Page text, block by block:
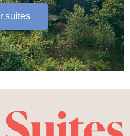
suites